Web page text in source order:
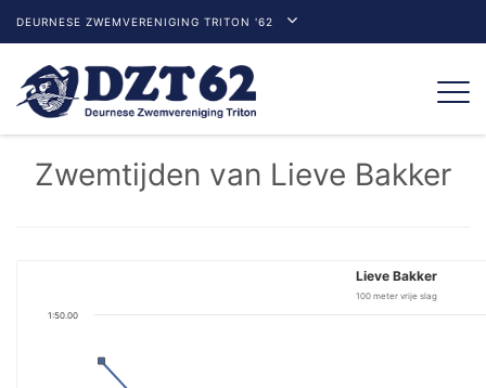
DEURNESE ZWEMVERENIGING TRITON '62
Zwemtijden van Lieve Bakker
Lieve Bakker
100 meter vrije slag
1:50.00